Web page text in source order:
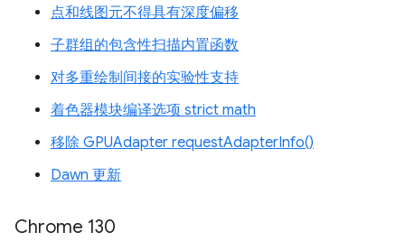
点和线图元不得具有深度偏移
子群组的包含性扫描内置函数
对多重绘制间接的实验性支持
着色器模块编译选项 strict math
移除 GPUAdapter requestAdapterInfo()
Dawn 更新
Chrome 130